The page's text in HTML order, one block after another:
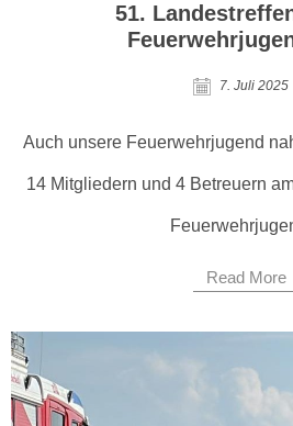
51.
7. Juli 2025
Auch unsere Feuerwehrjugend
14 Mitgliedern und 4 Betreuern
Read More